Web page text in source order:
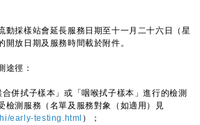
採樣站會延長服務日期至十一月二十六日（星
放日期及服務時間載於附件。
徑：
合併拭子樣本」或「咽喉拭子樣本」進行的檢測
檢測服務（名單及服務對象（如適用）見
early-testing.html ）；